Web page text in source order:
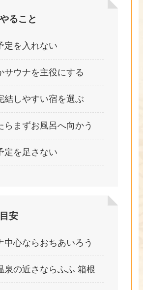
ること
定を入れない
サウナを主役にする
結しやすい宿を選ぶ
らまずお風呂へ向かう
定を足さない
安
中心ならおちあいろう
泉の近さならふふ 箱根